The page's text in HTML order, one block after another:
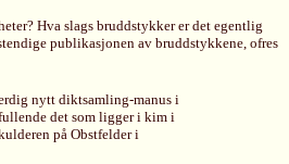
Hva slags bruddstykker er det egentlig
publikasjonen av bruddstykkene, ofres
nytt diktsamling-manus i
det som ligger i kim i
på Obstfelder i